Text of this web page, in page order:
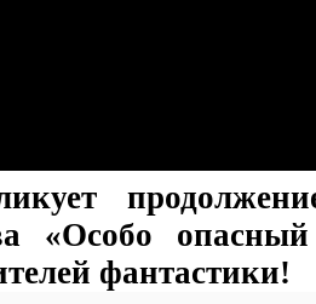
«Особо
фантастики!